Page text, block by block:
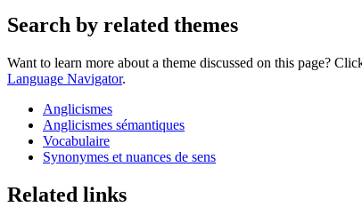
Search by related themes
Want to learn more about a theme discussed on this page?
Language Navigator.
Anglicismes
Anglicismes sémantiques
Vocabulaire
Synonymes et nuances de sens
Related links